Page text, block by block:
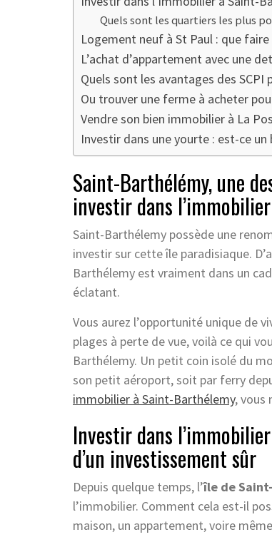
Quels sont les quartiers les plus
Logement neuf à St Paul : que
L’achat d’appartement avec une
Quels sont les avantages des
Ou trouver une ferme à acheter
Vendre son bien immobilier à La
Investir dans une yourte : est-ce
Saint-Barthélémy, une
investir dans l’immobilier
Saint-Barthélemy possède une
investir sur cette île paradisiaque.
Barthélemy est vraiment dans un
éclatant.
Vous aurez l’opportunité unique de
plages à perte de vue, voilà ce qui
Barthélemy. Un petit coin isolé du
son petit aéroport, soit par ferry
immobilier à Saint-Barthélemy, vous
Investir dans
d’un investissement sûr
Depuis quelque temps, l’île de
l’immobilier. Comment cela est-il
maison, un appartement, voire